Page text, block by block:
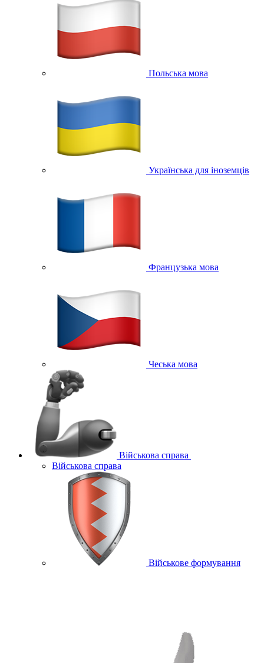
Польська мова
Українська для іноземців
Французька мова
Чеська мова
Військова справа
Військова справа
Військове формування